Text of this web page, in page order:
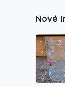
Nové